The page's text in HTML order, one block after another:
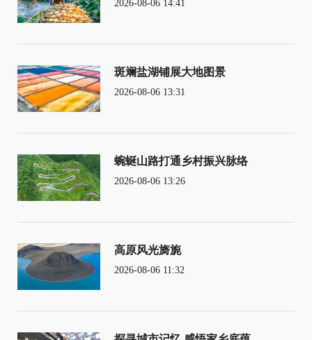
2026-08-06 14:41
斑斓盐湖铺展大地图景
2026-08-06 13:31
蜿蜒山路打通乡村振兴脉络
2026-08-06 13:26
高原风光旖旎
2026-08-06 11:32